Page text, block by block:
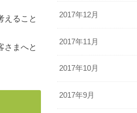
えること
さまへと
2017年12月
2017年11月
2017年10月
2017年9月